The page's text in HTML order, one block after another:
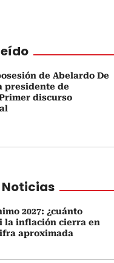
de Abelardo De
presidente de
discurso
2027: ¿cuánto
la inflación cierra en
aproximada